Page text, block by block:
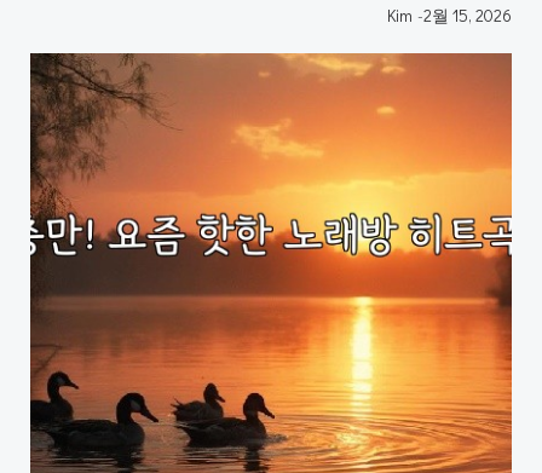
Kim -2월 15, 2026